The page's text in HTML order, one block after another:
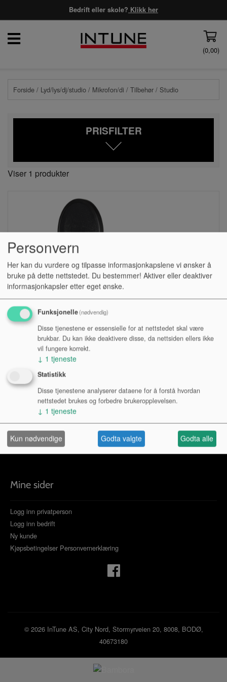
Bedrift eller skole? Klikk her
(0,00)
Forside / Lyd/lys/dj/studio / Mikrofon/di / Tilbehør / Studio
PRISFILTER
Viser 1 produkter
SHOCKMOUNT, RØDE, SM6
Kjøp
Mine sider
Logg inn privatperson
Logg inn bedrift
Ny kunde
Kjøpsbetingelser Personvernerklæring
© 2026 InTune AS, City Nord, Stormyrveien 20, 8008, BODØ,
40673180
Personvern
Her kan du vurdere og tilpasse informasjonkapslene vi ønsker å
bruke på dette nettstedet. Du bestemmer! Aktiver eller deaktiver
informasjonkapsler etter eget ønske.
Funksjonelle(nødvendig)
Disse tjenestene er essensielle for at nettstedet skal være
brukbar. Du kan ikke deaktivere disse, da nettsiden ellers ikke
vil fungere korrekt.
↓ 1 tjeneste
Statistikk
Disse tjenestene analyserer dataene for å forstå hvordan
nettstedet brukes og forbedre brukeropplevelsen.
↓ 1 tjeneste
Kun nødvendige Godta valgte Godta alle